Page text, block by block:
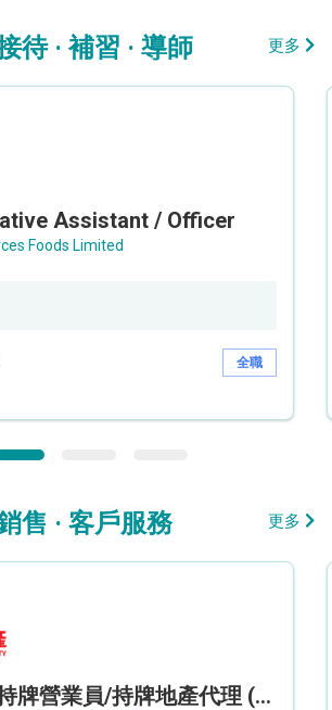
待 · 補習 · 導師 更多
Assistant / Officer
Foods Limited
全職
售 · 客戶服務 更多
全職/兼職持牌營業員/持牌地產代理 (長沙灣/將軍澳/油塘)